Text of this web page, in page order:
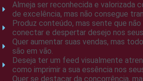
Almeja ser reconhecida e valorizada
de excelência, mas não consegue
Produz conteúdo, mas sente que
conectar e despertar desejo nos
Quer aumentar suas vendas, mas
são em vão.
Deseja ter um feed visualmente
como imprimir a sua essência nos
Quer se destacar da concorrência,